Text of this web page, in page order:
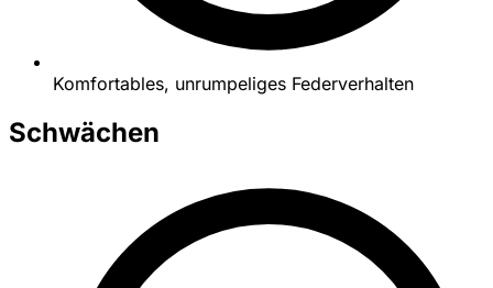
Komfortables, unrumpeliges Federverhalten
Schwächen